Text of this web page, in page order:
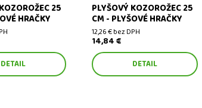
25
HRAČKY
DETAIL
PLYŠOVÝ KOZOROŽEC 25
CM - PLYŠOVÉ HRAČKY
12,26 € bez DPH
14,84 €
DETAIL